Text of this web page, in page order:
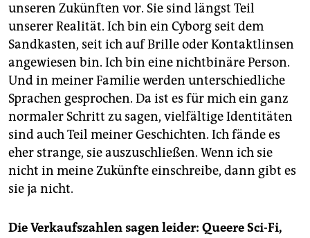
unseren Zukünften vor. Sie sind längst Teil
unserer Realität. Ich bin ein Cyborg seit dem
Sandkasten, seit ich auf Brille oder Kontaktlinsen
angewiesen bin. Ich bin eine nichtbinäre Person.
Und in meiner Familie werden unterschiedliche
Sprachen gesprochen. Da ist es für mich ein ganz
normaler Schritt zu sagen, vielfältige Identitäten
sind auch Teil meiner Geschichten. Ich fände es
eher strange, sie auszuschließen. Wenn ich sie
nicht in meine Zukünfte einschreibe, dann gibt es
sie ja nicht.
Die Verkaufszahlen sagen leider: Queere Sci-Fi,